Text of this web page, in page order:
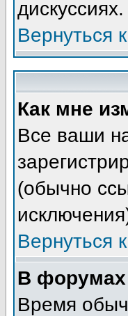
дискуссиях.
Вернуться
Как мне
Все ваши
(обычно
Вернуться
В форумах
Время